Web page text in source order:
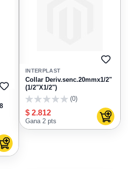
AGREGAR
FAVORITOS
Agregar al carrito
INTERPLAST
Collar Deriv.senc.20mmx1/2"
(1/2"X1/2")
(0)
$ 2.812
Gana 2 pts